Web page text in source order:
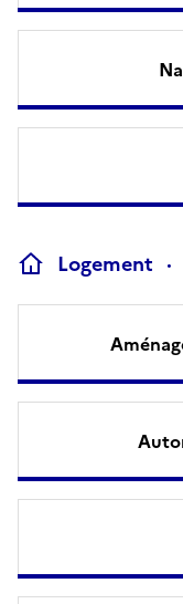
Logement